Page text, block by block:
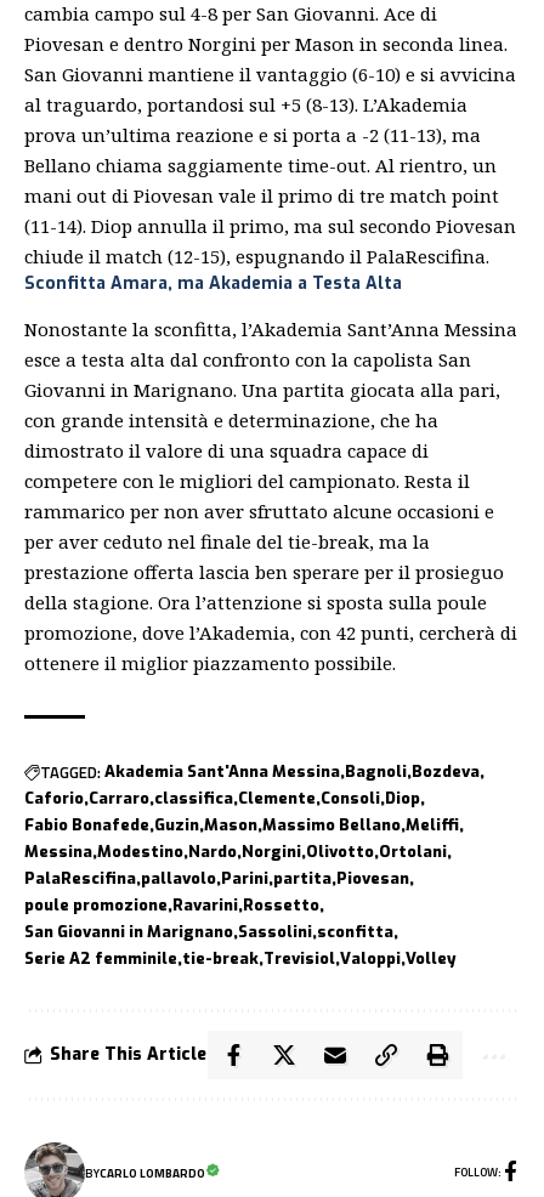
cambia campo sul 4-8 per San Giovanni. Ace di
Piovesan e dentro Norgini per Mason in seconda linea.
San Giovanni mantiene il vantaggio (6-10) e si avvicina
al traguardo, portandosi sul +5 (8-13). L’Akademia
prova un’ultima reazione e si porta a -2 (11-13), ma
Bellano chiama saggiamente time-out. Al rientro, un
mani out di Piovesan vale il primo di tre match point
(11-14). Diop annulla il primo, ma sul secondo Piovesan
chiude il match (12-15), espugnando il PalaRescifina.
Sconfitta Amara, ma Akademia a Testa Alta
Nonostante la sconfitta, l’Akademia Sant’Anna Messina
esce a testa alta dal confronto con la capolista San
Giovanni in Marignano. Una partita giocata alla pari,
con grande intensità e determinazione, che ha
dimostrato il valore di una squadra capace di
competere con le migliori del campionato. Resta il
rammarico per non aver sfruttato alcune occasioni e
per aver ceduto nel finale del tie-break, ma la
prestazione offerta lascia ben sperare per il prosieguo
della stagione. Ora l’attenzione si sposta sulla poule
promozione, dove l’Akademia, con 42 punti, cercherà di
ottenere il miglior piazzamento possibile.
TAGGED:Akademia Sant'Anna Messina Bagnoli Bozdeva
Caforio Carraro classifica Clemente Consoli Diop
Fabio Bonafede Guzin Mason Massimo Bellano Meliffi
Messina Modestino Nardo Norgini Olivotto Ortolani
PalaRescifina pallavolo Parini partita Piovesan
poule promozione Ravarini Rossetto
San Giovanni in Marignano Sassolini sconfitta
Serie A2 femminile tie-break Trevisiol Valoppi Volley
Share This Article
BYCARLO LOMBARDO FOLLOW: